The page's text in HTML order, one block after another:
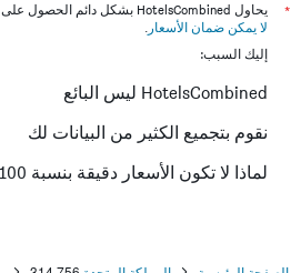
*
يحاول HotelsCombined بشكل دائم الحصول على الأسعار الدقيقة، ولكن
لا يمكن ضمان الأسعار .
إليك السبب:
HotelsCombined ليس البائع
نقوم بتجميع الكثير من البيانات لك
لماذا لا تكون الأسعار دقيقة بنسبة 100٪؟